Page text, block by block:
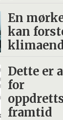
En
kan
Dette er
for
framtid